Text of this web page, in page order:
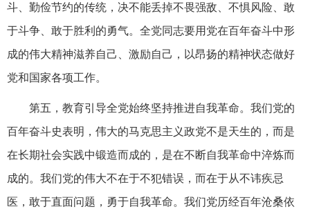
斗、勤俭节约的传统，决不能丢掉不畏强敌、不惧风险、敢
于斗争、敢于胜利的勇气。全党同志要用党在百年奋斗中形
成的伟大精神滋养自己、激励自己，以昂扬的精神状态做好
党和国家各项工作。
第五，教育引导全党始终坚持推进自我革命。我们党的
百年奋斗史表明，伟大的马克思主义政党不是天生的，而是
在长期社会实践中锻造而成的，是在不断自我革命中淬炼而
成的。我们党的伟大不在于不犯错误，而在于从不讳疾忌
医，敢于直面问题，勇于自我革命。我们党历经百年沧桑依